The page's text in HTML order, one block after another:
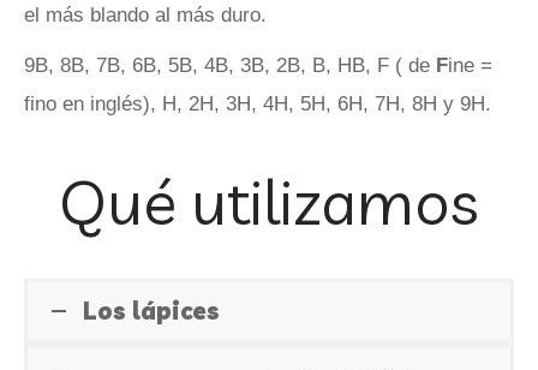
el más blando al más duro.
9B, 8B, 7B, 6B, 5B, 4B, 3B, 2B, B, HB, F ( de Fine =
fino en inglés), H, 2H, 3H, 4H, 5H, 6H, 7H, 8H y 9H.
Qué utilizamos
Los lápices